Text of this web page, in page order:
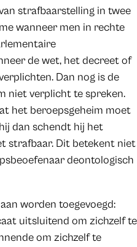
strafbaarstelling in twee
wanneer men in rechte
de wet, het decreet of
Dan nog is de
niet verplicht te spreken.
het beroepsgeheim moet
dan schendt hij het
strafbaar. Dit betekent niet
deontologisch
worden toegevoegd:
uitsluitend om zichzelf te
om zichzelf te